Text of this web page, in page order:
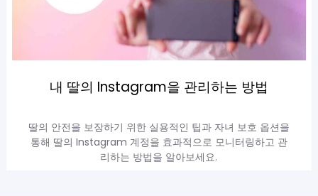
내 딸의 Instagram을 관리하는 방법
딸의 안전을 보장하기 위한 실용적인 팁과 자녀 보호 옵션을
통해 딸의 Instagram 계정을 효과적으로 모니터링하고 관
리하는 방법을 알아보세요.